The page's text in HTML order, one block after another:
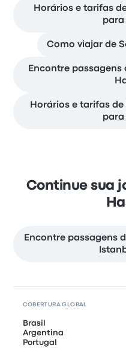
Horários e tarifas
para
Como viajar de
Encontre passagens
Horários e tarifas
para
Continue sua
Encontre passagens
COBERTURA GLOBAL
Brasil
Argentina
Portugal